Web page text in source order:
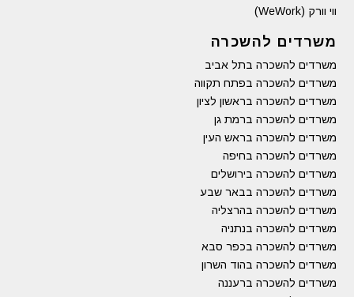
ווי וורק (WeWork)
משרדים להשכרה
משרדים להשכרה בתל אביב
משרדים להשכרה בפתח תקווה
משרדים להשכרה בראשון לציון
משרדים להשכרה ברמת גן
משרדים להשכרה בראש העין
משרדים להשכרה בחיפה
משרדים להשכרה בירושלים
משרדים להשכרה בבאר שבע
משרדים להשכרה בהרצליה
משרדים להשכרה בנתניה
משרדים להשכרה בכפר סבא
משרדים להשכרה בהוד השרון
משרדים להשכרה ברעננה